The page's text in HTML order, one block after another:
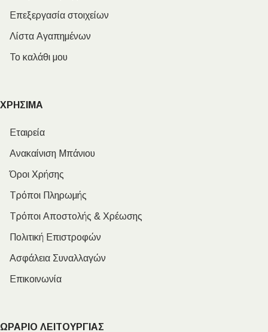
Επεξεργασία στοιχείων
Λίστα Αγαπημένων
Το καλάθι μου
ΧΡΗΣΙΜΑ
Εταιρεία
Ανακαίνιση Μπάνιου
Όροι Χρήσης
Τρόποι Πληρωμής
Τρόποι Αποστολής & Χρέωσης
Πολιτική Επιστροφών
Ασφάλεια Συναλλαγών
Επικοινωνία
ΩΡΑΡΙΟ ΛΕΙΤΟΥΡΓΙΑΣ